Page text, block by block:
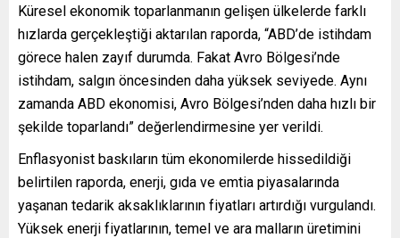
Küresel ekonomik toparlanmanın gelişen ülkelerde farklı
hızlarda gerçekleştiği aktarılan raporda, “ABD’de istihdam
görece halen zayıf durumda. Fakat Avro Bölgesi’nde
istihdam, salgın öncesinden daha yüksek seviyede. Aynı
zamanda ABD ekonomisi, Avro Bölgesi’nden daha hızlı bir
şekilde toparlandı” değerlendirmesine yer verildi.
Enflasyonist baskıların tüm ekonomilerde hissedildiği
belirtilen raporda, enerji, gıda ve emtia piyasalarında
yaşanan tedarik aksaklıklarının fiyatları artırdığı vurgulandı.
Yüksek enerji fiyatlarının, temel ve ara malların üretimini